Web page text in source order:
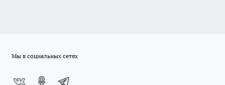
Мы в социальных сетях